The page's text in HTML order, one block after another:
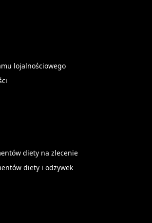
lojalnościowego
diety na zlecenie
diety i odżywek